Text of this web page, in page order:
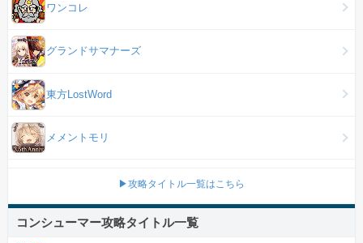
ワンコレ
グランドサマナーズ
東方LostWord
メメントモリ
▶攻略タイトル一覧はこちら
コンシューマー攻略タイトル一覧